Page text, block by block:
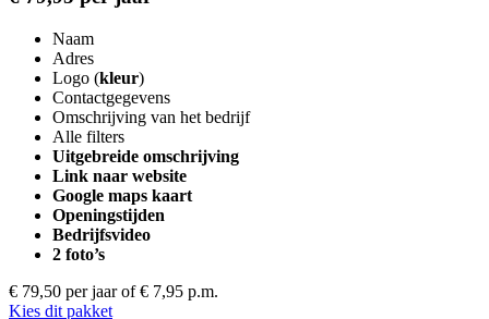
Naam
Adres
Logo (kleur)
Contactgegevens
Omschrijving van het bedrijf
Alle filters
Uitgebreide omschrijving
Link naar website
Google maps kaart
Openingstijden
Bedrijfsvideo
2 foto’s
€ 79,50 per jaar of € 7,95 p.m.
Kies dit pakket